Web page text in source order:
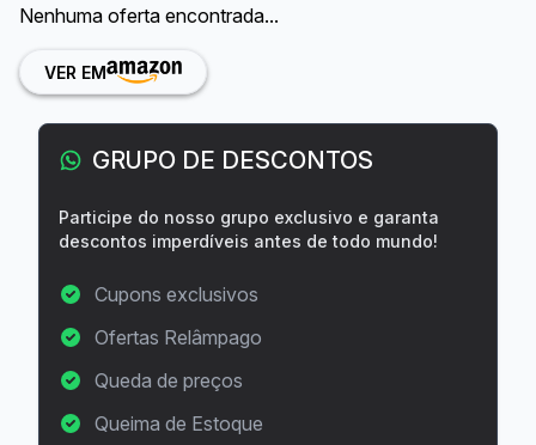
Nenhuma oferta encontrada...
VER EM
GRUPO DE DESCONTOS
Participe do nosso grupo exclusivo e garanta
descontos imperdíveis antes de todo mundo!
Cupons exclusivos
Ofertas Relâmpago
Queda de preços
Queima de Estoque